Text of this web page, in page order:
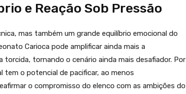
e Reação Sob Pressão
mas também um grande equilíbrio emocional do
Carioca pode amplificar ainda mais a
tornando o cenário ainda mais desafiador. Por
o potencial de pacificar, ao menos
o compromisso do elenco com as ambições do